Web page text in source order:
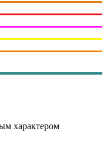
характером